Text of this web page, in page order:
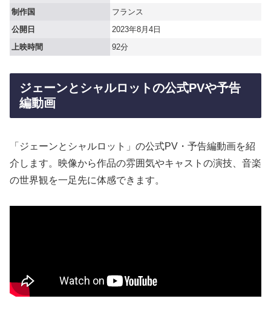
制作国
フランス
公開日
2023年8月4日
上映時間
92分
ジェーンとシャルロットの公式PVや予告
編動画
「ジェーンとシャルロット」の公式PV・予告編動画を紹
介します。映像から作品の雰囲気やキャストの演技、音楽
の世界観を一足先に体感できます。